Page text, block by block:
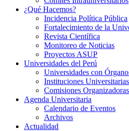
¿Qué Hacemos?
Incidencia Política Pública
Fortalecimiento de la
Revista Científica
Monitoreo de Noticias
Proyectos ASUP
Universidades del Perú
Universidades con
Instituciones Universitarias
Comisiones Organizadoras
Agenda Universitaria
Calendario de Eventos
Archivos
Actualidad